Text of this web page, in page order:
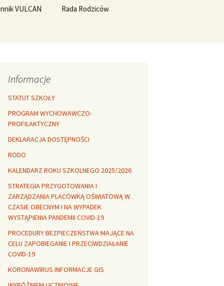
termiczna
Linux
Libre Office
healthy
WF z Klasą
Okuniewska
VULCAN Rada Rodziców
Informacje
STATUT SZKOŁY
PROGRAM WYCHOWAWCZO-
PROFILAKTYCZNY
DEKLARACJA DOSTĘPNOŚCI
RODO
KALENDARZ ROKU SZKOLNEGO 2025/2026
STRATEGIA PRZYGOTOWANIA I
ZARZĄDZANIA PLACÓWKĄ OŚWIATOWĄ W
CZASIE OBECNYM I NA WYPADEK
WYSTĄPIENIA PANDEMII COVID-19
PROCEDURY BEZPIECZEŃSTWA MAJĄCE NA
CELU ZAPOBIEGANIE I PRZECIWDZIAŁANIE
COVID-19
KORONAWIRUS INFORMACJE GIS